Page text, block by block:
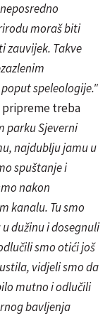
moraš biti
zauvijek. Takve
speleologije."
treba
parku Sjeverni
najdublju jamu u
spuštanje i
nakon
kanalu. Tu smo
dužinu i dosegnuli
smo otići još
vidjeli smo da
mutno i odlučili
bavljenja